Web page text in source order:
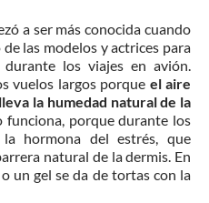
a ser más conocida cuando
las modelos y actrices para
los viajes en avión.
vuelos largos porque el aire
la humedad natural de la
funciona, porque durante los
hormona del estrés, que
natural de la dermis. En
un gel se da de tortas con la